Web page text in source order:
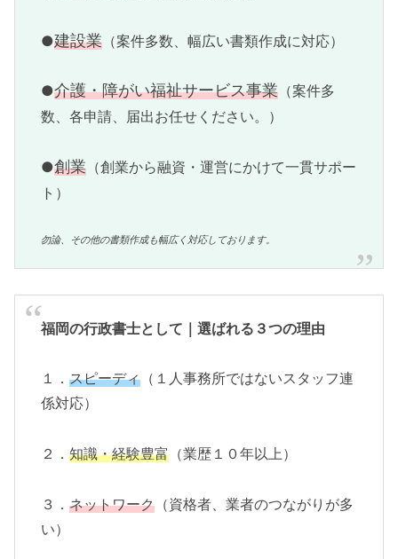
●建設業（案件多数、幅広い書類作成に対応）
●介護・障がい福祉サービス事業（案件多
数、各申請、届出お任せください。）
●創業（創業から融資・運営にかけて一貫サポー
ト）
勿論、その他の書類作成も幅広く対応しております。
福岡の行政書士として｜選ばれる３つの理由
１． スピーディ（１人事務所ではないスタッフ連
係対応）
２． 知識・経験豊富（業歴１０年以上）
３． ネットワーク（資格者、業者のつながりが多
い）